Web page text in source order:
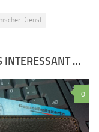
Dienst
INTERESSANT …
0